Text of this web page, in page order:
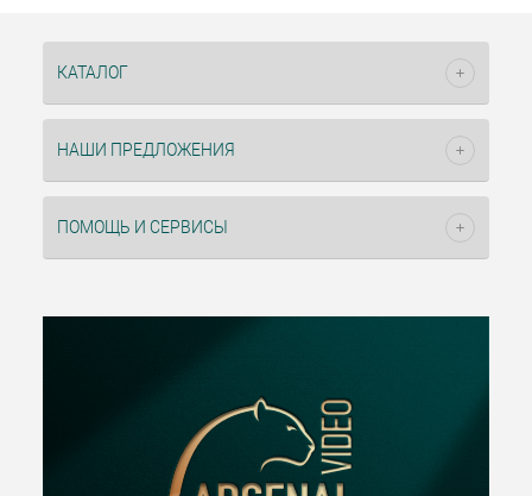
КАТАЛОГ
НАШИ ПРЕДЛОЖЕНИЯ
ПОМОЩЬ И СЕРВИСЫ